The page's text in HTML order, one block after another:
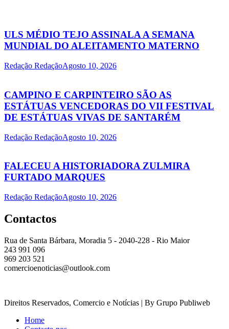
ULS MÉDIO TEJO ASSINALA A SEMANA
MUNDIAL DO ALEITAMENTO MATERNO
Redação RedaçãoAgosto 10, 2026
CAMPINO E CARPINTEIRO SÃO AS
ESTÁTUAS VENCEDORAS DO VII FESTIVAL
DE ESTÁTUAS VIVAS DE SANTARÉM
Redação RedaçãoAgosto 10, 2026
FALECEU A HISTORIADORA ZULMIRA
FURTADO MARQUES
Redação RedaçãoAgosto 10, 2026
Contactos
Rua de Santa Bárbara, Moradia 5 - 2040-228 - Rio Maior
243 991 096
969 203 521
comercioenoticias@outlook.com
Direitos Reservados, Comercio e Notícias | By Grupo Publiweb
Home